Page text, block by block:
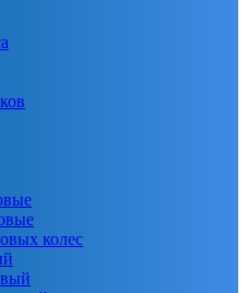
колес